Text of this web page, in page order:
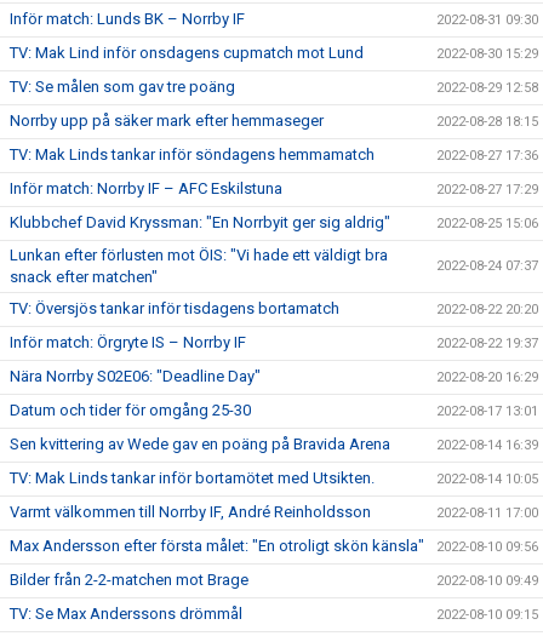
Inför match: Lunds BK – Norrby IF 2022-08-31 09:30
TV: Mak Lind inför onsdagens cupmatch mot Lund 2022-08-30 15:29
TV: Se målen som gav tre poäng 2022-08-29 12:58
Norrby upp på säker mark efter hemmaseger 2022-08-28 18:15
TV: Mak Linds tankar inför söndagens hemmamatch 2022-08-27 17:36
Inför match: Norrby IF – AFC Eskilstuna 2022-08-27 17:29
Klubbchef David Kryssman: "En Norrbyit ger sig aldrig" 2022-08-25 15:06
Lunkan efter förlusten mot ÖIS: "Vi hade ett väldigt bra
snack efter matchen"
2022-08-24 07:37
TV: Översjös tankar inför tisdagens bortamatch 2022-08-22 20:20
Inför match: Örgryte IS – Norrby IF 2022-08-22 19:37
Nära Norrby S02E06: "Deadline Day" 2022-08-20 16:29
Datum och tider för omgång 25-30 2022-08-17 13:01
Sen kvittering av Wede gav en poäng på Bravida Arena 2022-08-14 16:39
TV: Mak Linds tankar inför bortamötet med Utsikten. 2022-08-14 10:05
Varmt välkommen till Norrby IF, André Reinholdsson 2022-08-11 17:00
Max Andersson efter första målet: "En otroligt skön känsla" 2022-08-10 09:56
Bilder från 2-2-matchen mot Brage 2022-08-10 09:49
TV: Se Max Anderssons drömmål 2022-08-10 09:15